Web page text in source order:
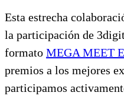
Esta estrecha
la participación de
formato MEGA MEET
premios a los mejores
participamos